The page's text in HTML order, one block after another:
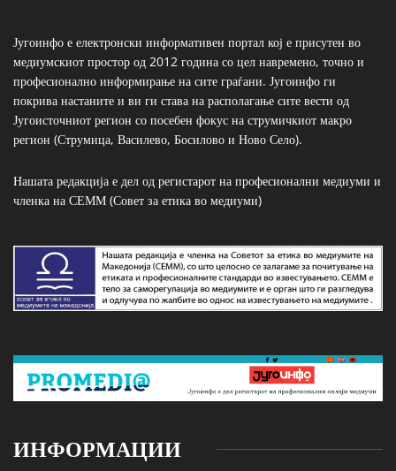
Југоинфо е електронски информативен портал кој е присутен во
медиумскиот простор од 2012 година со цел навремено, точно и
професионално информирање на сите граѓани. Југоинфо ги
покрива настаните и ви ги става на располагање сите вести од
Југоисточниот регион со посебен фокус на струмичкиот макро
регион (Струмица, Василево, Босилово и Ново Село).
Нашата редакција е дел од регистарот на професионални медиуми и
членка на СЕММ (Совет за етика во медиуми)
ИНФОРМАЦИИ